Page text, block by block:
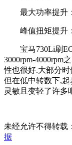
最大功率提升：
峰值扭矩提升
宝马730Li刷
3000rpm-4000rpm
性也很好.大部分
但在低中转数下,
灵敏且变轻了许多
未经允许不得转载：
据